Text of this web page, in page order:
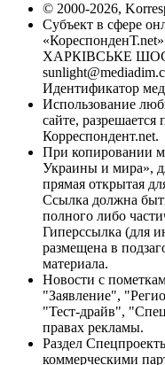
© 2000-2026,
Субъект в сфере
ХАРКІВСЬКЕ
Идентификатор
Использование
сайте,
Корреспондент.net.
При копировании
Украины и мира»,
прямая открытая
Ссылка должна
полного либо
Гиперссылка (для
размещена в
материала.
Новости с
"Заявление",
"Тест-драйв",
правах рекламы.
Раздел
коммерческими